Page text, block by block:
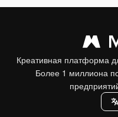
Креативная платформа
Более 1 миллиона